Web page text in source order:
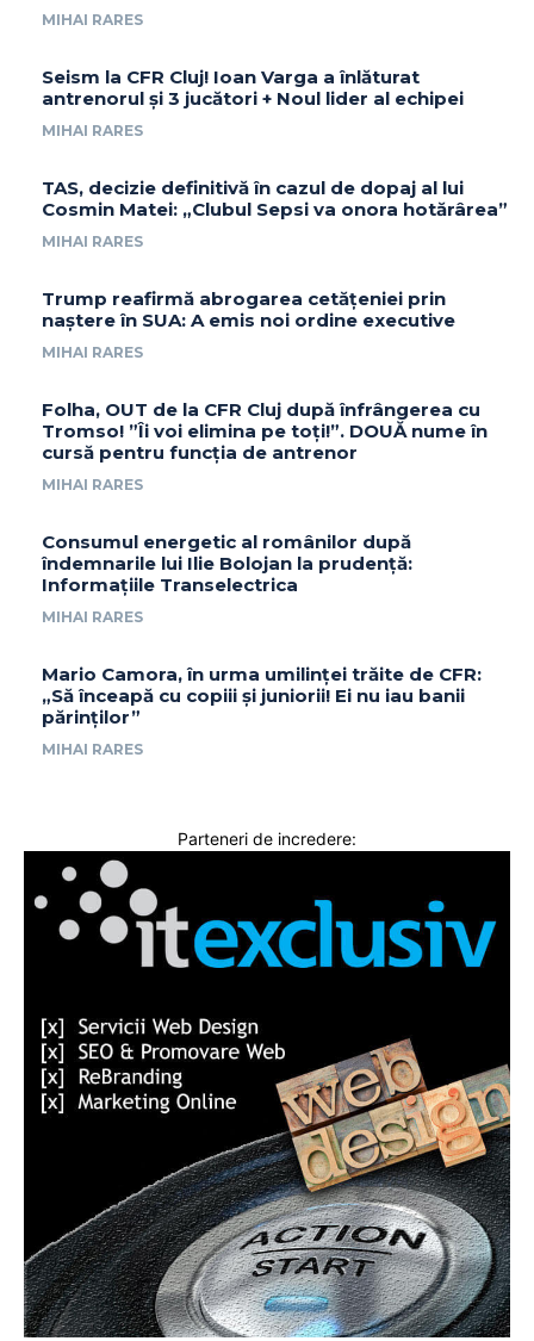
MIHAI RARES
Seism la CFR Cluj! Ioan Varga a înlăturat
antrenorul și 3 jucători + Noul lider al echipei
MIHAI RARES
TAS, decizie definitivă în cazul de dopaj al lui
Cosmin Matei: „Clubul Sepsi va onora hotărârea”
MIHAI RARES
Trump reafirmă abrogarea cetățeniei prin
naștere în SUA: A emis noi ordine executive
MIHAI RARES
Folha, OUT de la CFR Cluj după înfrângerea cu
Tromso! ”Îi voi elimina pe toți!”. DOUĂ nume în
cursă pentru funcția de antrenor
MIHAI RARES
Consumul energetic al românilor după
îndemnarile lui Ilie Bolojan la prudență:
Informațiile Transelectrica
MIHAI RARES
Mario Camora, în urma umilinței trăite de CFR:
„Să înceapă cu copiii și juniorii! Ei nu iau banii
părinților”
MIHAI RARES
Parteneri de incredere: